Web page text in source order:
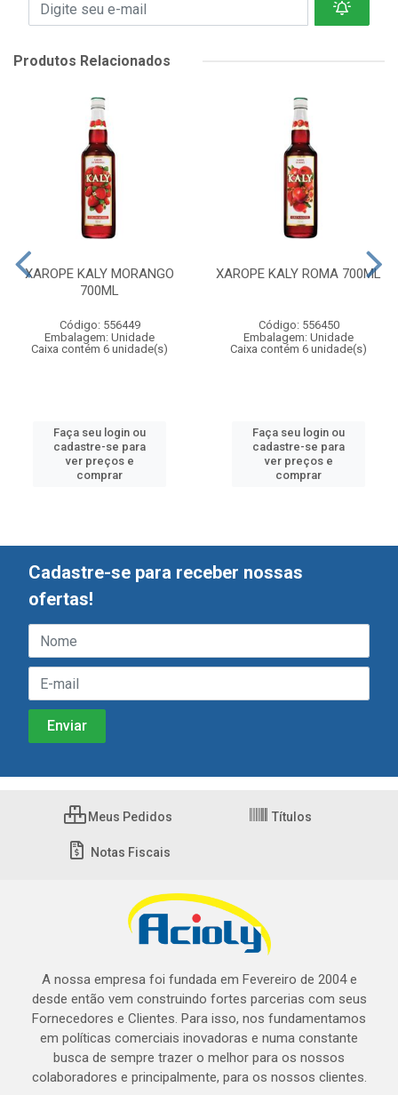
Produtos Relacionados
XAROPE KALY MORANGO
700ML
Código: 556449
Embalagem: Unidade
Caixa contém 6 unidade(s)
Faça seu login ou
cadastre-se para
ver preços e
comprar
XAROPE KALY ROMA 700ML
Código: 556450
Embalagem: Unidade
Caixa contém 6 unidade(s)
Faça seu login ou
cadastre-se para
ver preços e
comprar
Cadastre-se para receber nossas
ofertas!
Meus Pedidos Títulos
Notas Fiscais
A nossa empresa foi fundada em Fevereiro de 2004 e
desde então vem construindo fortes parcerias com seus
Fornecedores e Clientes. Para isso, nos fundamentamos
em políticas comerciais inovadoras e numa constante
busca de sempre trazer o melhor para os nossos
colaboradores e principalmente, para os nossos clientes.